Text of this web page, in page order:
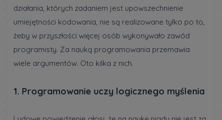
działania, których zadaniem jest upowszechnienie
umiejętności kodowania, nie są realizowane tylko po to,
żeby w przyszłości więcej osób wykonywało zawód
programisty. Za nauką programowania przemawia
wiele argumentów. Oto kilka z nich.
1. Programowanie uczy logicznego myślenia